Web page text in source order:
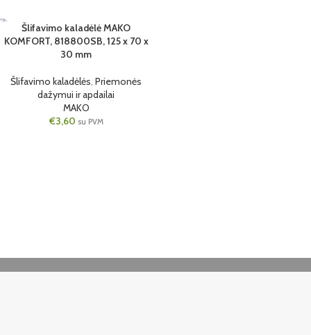
125 X 70 X 30 MM
Šlifavimo kaladėlė MAKO
KOMFORT, 818800SB, 125 x 70 x
30 mm
Šlifavimo kaladėlės, Priemonės
dažymui ir apdailai
MAKO
€3,60 su PVM